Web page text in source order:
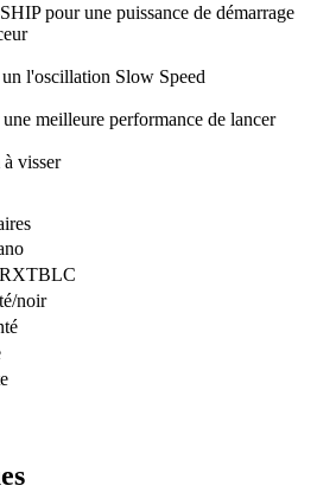
pour une puissance de démarrage
l'oscillation Slow Speed
meilleure performance de lancer
visser
noir